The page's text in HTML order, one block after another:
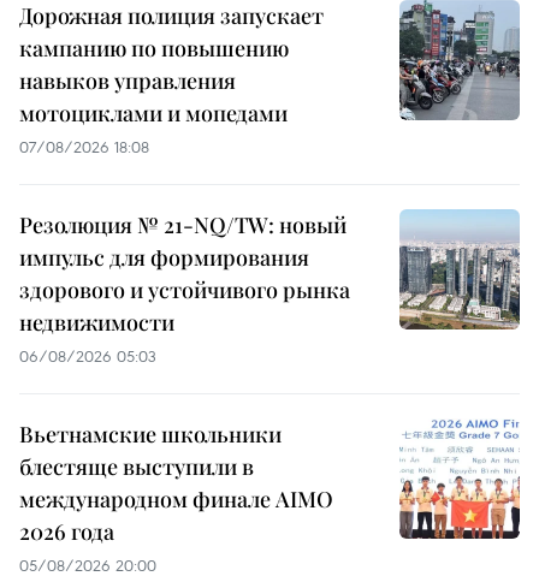
Дорожная полиция запускает
кампанию по повышению
навыков управления
мотоциклами и мопедами
07/08/2026 18:08
Резолюция № 21-NQ/TW: новый
импульс для формирования
здорового и устойчивого рынка
недвижимости
06/08/2026 05:03
Вьетнамские школьники
блестяще выступили в
международном финале AIMO
2026 года
05/08/2026 20:00